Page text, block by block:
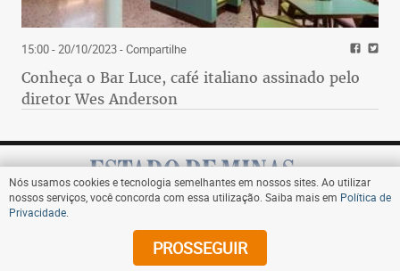
15:00 - 20/10/2023- Compartilhe
Conheça o Bar Luce, café italiano assinado pelo
diretor Wes Anderson
Assine
Nós usamos cookies e tecnologia semelhantes em nossos sites. Ao utilizar
nossos serviços, você concorda com essa utilização. Saiba mais em Política de
Privacidade
PROSSEGUIR